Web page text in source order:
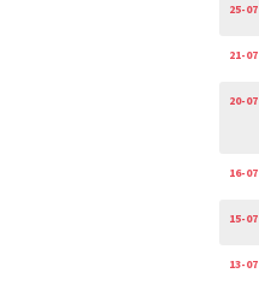
25-07
21-07
20-07
16-07
15-07
13-07